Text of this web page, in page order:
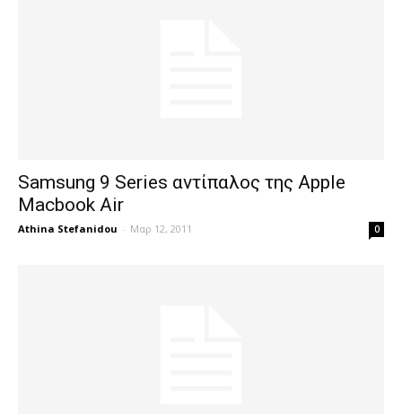
Samsung 9 Series αντίπαλος της Apple
Macbook Air
Athina Stefanidou - Μαρ 12, 2011 0